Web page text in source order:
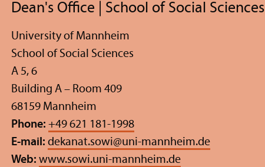
Dean's Office | School of Social Sciences
University of Mannheim
School of Social Sciences
A 5, 6
Building A – Room 409
68159 Mannheim
Phone: +49 621 181-1998
E-mail: dekanat.sowi@uni-mannheim.de
Web: www.sowi.uni-mannheim.de